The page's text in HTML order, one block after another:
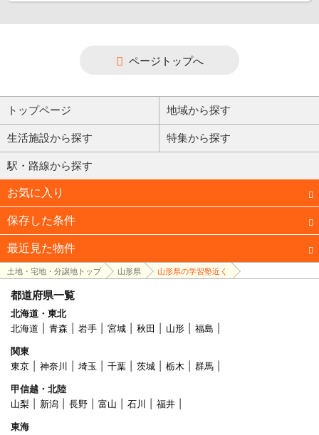
ページトップへ
トップページ 地域から探す
生活施設から探す 特集から探す
駅・路線から探す
お気に入り
保存した条件
最近見た物件
土地・宅地・分譲地トップ 山形県 山形県の学習塾近く
都道府県一覧
北海道・東北
北海道
青森 岩手 宮城 秋田 山形
福島
関東
東京
神奈川 埼玉 千葉 茨城 栃木
群馬
甲信越・北陸
山梨
新潟 長野 富山 石川
福井
東海